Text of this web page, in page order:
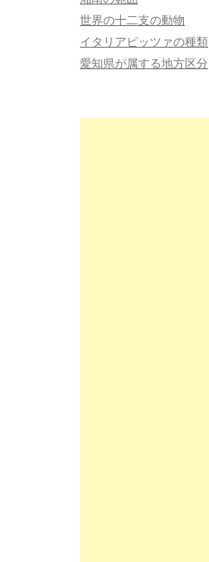
世界の十二支の動物
イタリアピッツァの種類
愛知県が属する地方区分